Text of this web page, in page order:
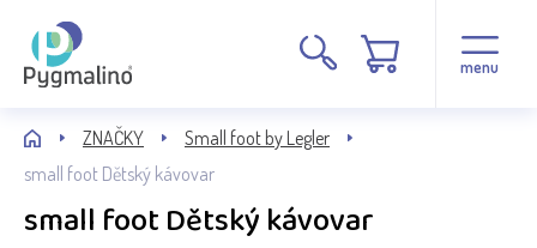
menu
ZNAČKY
Small foot by Legler
small foot Dětský kávovar
small foot Dětský kávovar